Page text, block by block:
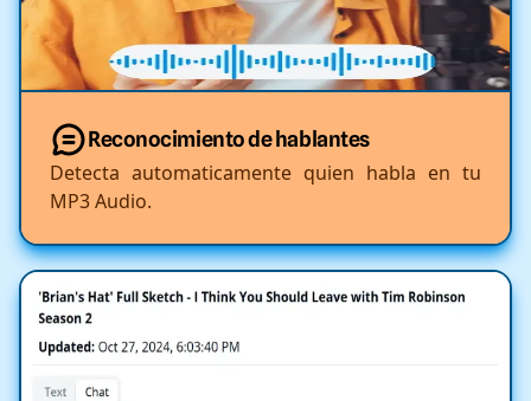
Reconocimiento de hablantes
Detecta automaticamente quien habla en tu
MP3 Audio.